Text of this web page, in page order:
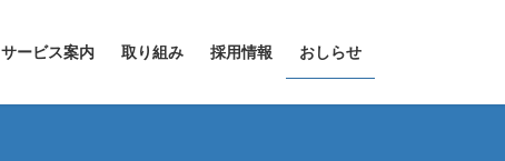
サービス案内 取り組み 採用情報 おしらせ